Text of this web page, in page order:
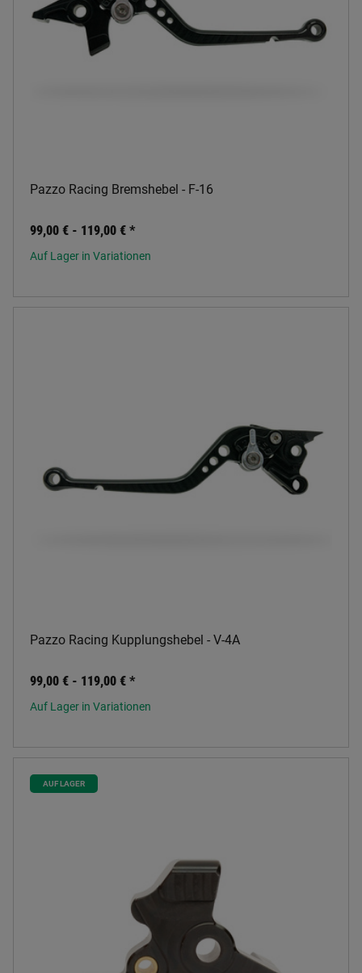
Pazzo Racing Bremshebel - F-16
99,00 € - 119,00 € *
Auf Lager in Variationen
Pazzo Racing Kupplungshebel - V-4A
99,00 € - 119,00 € *
Auf Lager in Variationen
AUF LAGER